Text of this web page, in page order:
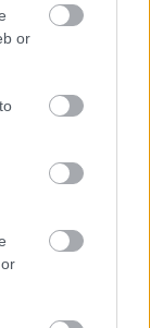
or
με
σχέσεων).
θα βρούμε
που
με
σύστημα
54 kWh,
των 400